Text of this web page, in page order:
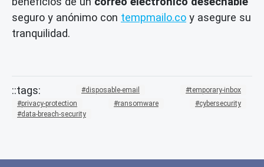
seguro y anónimo con tempmailo.co y asegure su
tranquilidad.
disposable-email
temporary-inbox
privacy-protection
ransomware
cybersecurity
data-breach-security